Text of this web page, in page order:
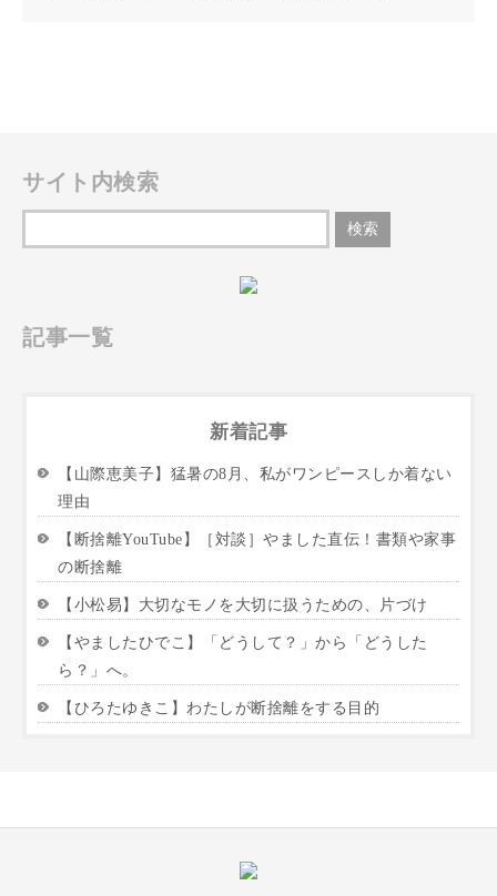
サイト内検索
記事一覧
新着記事
【山際恵美子】猛暑の8月、私がワンピースしか着ない
理由
【断捨離YouTube】［対談］やました直伝！書類や家事
の断捨離
【小松易】大切なモノを大切に扱うための、片づけ
【やましたひでこ】「どうして？」から「どうした
ら？」へ。
【ひろたゆきこ】わたしが断捨離をする目的